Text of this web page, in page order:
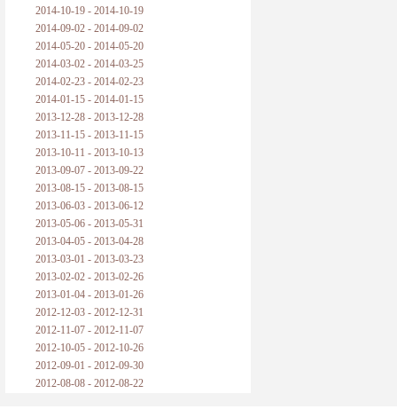
2014-10-19 - 2014-10-19
2014-09-02 - 2014-09-02
2014-05-20 - 2014-05-20
2014-03-02 - 2014-03-25
2014-02-23 - 2014-02-23
2014-01-15 - 2014-01-15
2013-12-28 - 2013-12-28
2013-11-15 - 2013-11-15
2013-10-11 - 2013-10-13
2013-09-07 - 2013-09-22
2013-08-15 - 2013-08-15
2013-06-03 - 2013-06-12
2013-05-06 - 2013-05-31
2013-04-05 - 2013-04-28
2013-03-01 - 2013-03-23
2013-02-02 - 2013-02-26
2013-01-04 - 2013-01-26
2012-12-03 - 2012-12-31
2012-11-07 - 2012-11-07
2012-10-05 - 2012-10-26
2012-09-01 - 2012-09-30
2012-08-08 - 2012-08-22